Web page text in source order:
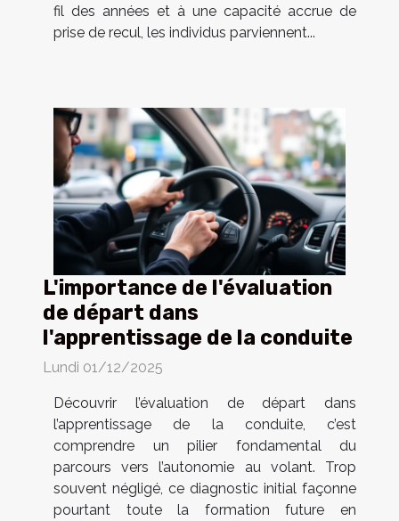
fil des années et à une capacité accrue de
prise de recul, les individus parviennent...
L'importance de l'évaluation
de départ dans
l'apprentissage de la conduite
Lundi 01/12/2025
Découvrir l’évaluation de départ dans
l’apprentissage de la conduite, c’est
comprendre un pilier fondamental du
parcours vers l’autonomie au volant. Trop
souvent négligé, ce diagnostic initial façonne
pourtant toute la formation future en